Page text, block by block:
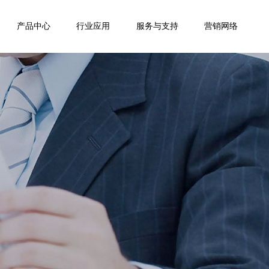
产品中心 行业应用 服务与支持 营销网络